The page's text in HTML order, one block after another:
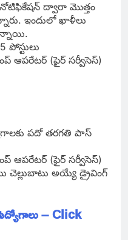
ద్వారా మొత్తం
ఇందులో ఖాళీలు
పోస్టులు
ఆపరేటర్ (ఫైర్ సర్వీసెస్)
పదో తరగతి పాస్
ఆపరేటర్ (ఫైర్ సర్వీసెస్)
చెల్లుబాటు అయ్యే డ్రైవింగ్
– Click